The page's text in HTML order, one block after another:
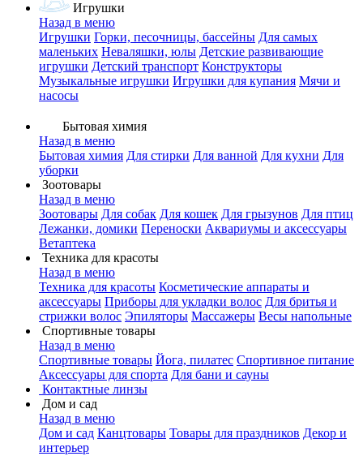
Игрушки
Назад в меню
Игрушки Горки, песочницы, бассейны Для самых
маленьких Неваляшки, юлы Детские развивающие
игрушки Детский транспорт Конструкторы
Музыкальные игрушки Игрушки для купания Мячи и
насосы
Бытовая химия
Назад в меню
Бытовая химия Для стирки Для ванной Для кухни Для
уборки
Зоотовары
Назад в меню
Зоотовары Для собак Для кошек Для грызунов Для птиц
Лежанки, домики Переноски Аквариумы и аксессуары
Ветаптека
Техника для красоты
Назад в меню
Техника для красоты Косметические аппараты и
аксессуары Приборы для укладки волос Для бритья и
стрижки волос Эпиляторы Массажеры Весы напольные
Спортивные товары
Назад в меню
Спортивные товары Йога, пилатес Спортивное питание
Аксессуары для спорта Для бани и сауны
Контактные линзы
Дом и сад
Назад в меню
Дом и сад Канцтовары Товары для праздников Декор и
интерьер